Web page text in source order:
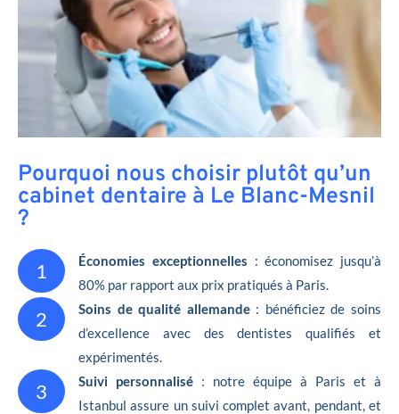
Pourquoi nous choisir plutôt qu’un
cabinet dentaire à Le Blanc-Mesnil
?
1 Économies exceptionnelles : économisez jusqu’à
80% par rapport aux prix pratiqués à Paris.
2 Soins de qualité allemande: bénéficiez de soins
d’excellence avec des dentistes qualifiés et
expérimentés.
3 Suivi personnalisé : notre équipe à Paris et à
Istanbul assure un suivi complet avant, pendant, et